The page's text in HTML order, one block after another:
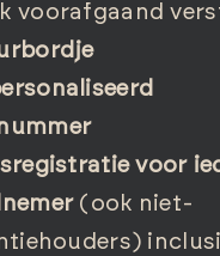
voorafgaand
voor
(ook niet-